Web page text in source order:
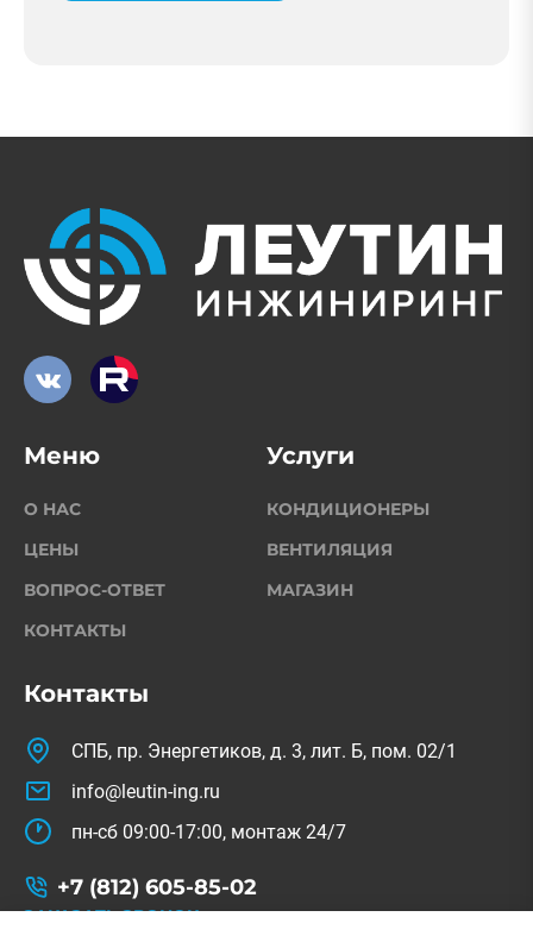
Контакты
СПБ, пр. Энергетиков, д. 3, лит. Б, пом. 02/1
info@leutin-ing.ru
пн-сб 09:00-17:00, монтаж 24/7
+7 (812) 605-85-02
ЗАКАЗАТЬ ЗВОНОК
Меню
О НАС
ЦЕНЫ
ВОПРОС-ОТВЕТ
КОНТАКТЫ
Услуги
КОНДИЦИОНЕРЫ
ВЕНТИЛЯЦИЯ
МАГАЗИН